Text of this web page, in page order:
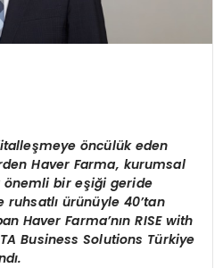
öncülük eden
Haver Farma, kurumsal
bir eşiği geride
ruhsatlı ürünüyle 40’tan
Haver Farma’nın RISE with
Business Solutions Türkiye